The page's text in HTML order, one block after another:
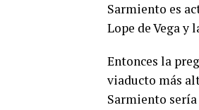
Sarmiento es
Lope de Vega y
Entonces la
viaducto más
Sarmiento